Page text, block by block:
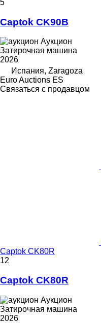
5
Captok CK90B
Аукцион
Затирочная машина
2026
Испания, Zaragoza
Euro Auctions ES
Связаться с продавцом
Captok CK80R
12
Captok CK80R
Аукцион
Затирочная машина
2026